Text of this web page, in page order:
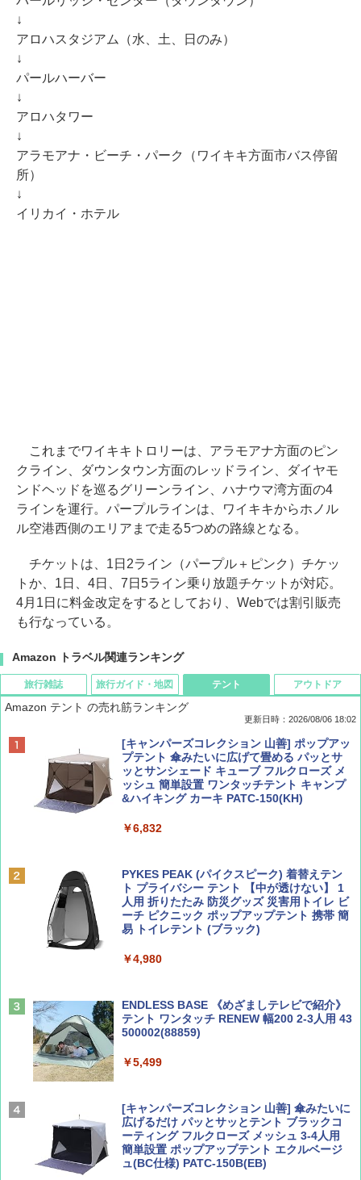
↓
アロハスタジアム（水、土、日のみ）
↓
パールハーバー
↓
アロハタワー
↓
アラモアナ・ビーチ・パーク（ワイキキ方面市バス停留
所）
↓
イリカイ・ホテル
これまでワイキキトロリーは、アラモアナ方面のピン
クライン、ダウンタウン方面のレッドライン、ダイヤモ
ンドヘッドを巡るグリーンライン、ハナウマ湾方面の4
ラインを運行。パープルラインは、ワイキキからホノル
ル空港西側のエリアまで走る5つめの路線となる。
チケットは、1日2ライン（パープル＋ピンク）チケッ
トか、1日、4日、7日5ライン乗り放題チケットが対応。
4月1日に料金改定をするとしており、Webでは割引販売
も行なっている。
Amazon トラベル関連ランキング
旅行雑誌
ディズニーファン ２０２６年 ９月号 [雑
誌] (ＤＩＳＮＥＹ ＦＡＮ)
￥713
￥1,540
集】ボーイング110周年を祝して！
BE-PAL(ビ-パル) 2026年 9 月号【特別付録:
SOTO ミニマル"旅"財布 ランダム2種】
旅行ガイド・地図
D40 地球の歩き方 チェンマイ タイ北部の魅
力的な町 2026～2027 地球の歩き方D アジア
￥2,079
￥2,479
ァキア 2026～2027 地球の歩き方A ヨーロッ
￥2,277
新しい日本地理 地図・統計・移動から読み
解く (講談社現代新書)
テント
Amazon テント の売れ筋ランキング
更新日時：2026/08/06 18:02
[キャンパーズコレクション 山善] ポップアッ
プテント 傘みたいに広げて畳める パッとサ
ッとサンシェード キューブ フルクローズ メ
ッシュ 簡単設置 ワンタッチテント キャンプ
&ハイキング カーキ PATC-150(KH)
￥6,832
PYKES PEAK (パイクスピーク) 着替えテン
ト プライバシー テント 【中が透けない】 1
人用 折りたたみ 防災グッズ 災害用トイレ ビ
ーチ ピクニック ポップアップテント 携帯 簡
易 トイレテント (ブラック)
￥4,980
ENDLESS BASE 《めざましテレビで紹介》
テント ワンタッチ RENEW 幅200 2-3人用 43
500002(88859)
￥5,499
[キャンパーズコレクション 山善] 傘みたいに
広げるだけ パッとサッとテント ブラックコ
ーティング フルクローズ メッシュ 3-4人用
簡単設置 ポップアップテント エクルベージ
ュ(BC仕様) PATC-150B(EB)
アウトドア